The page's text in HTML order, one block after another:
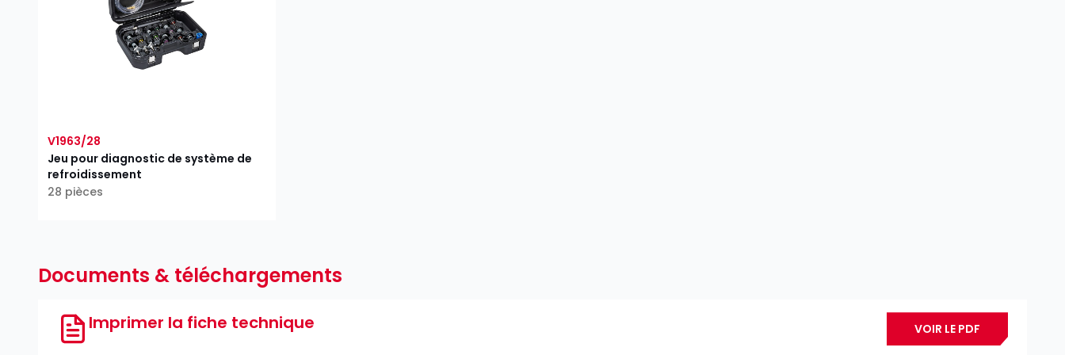
V1963/28
Jeu pour diagnostic de système de
refroidissement
28 pièces
Documents & téléchargements
Imprimer la fiche technique VOIR LE PDF